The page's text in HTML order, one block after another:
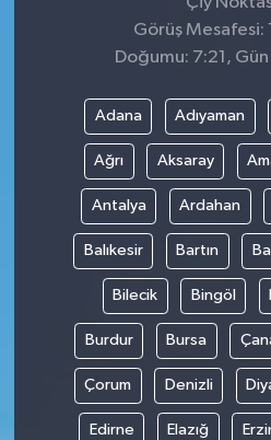
Görüş Mesafesi:
Doğumu: 7:21, Gün
Adana Adıyaman
Ağrı Aksaray
Antalya Ardahan
Balıkesir Bartın
Bilecik Bingöl
Burdur Bursa
Çorum Denizli
Edirne Elazığ
Son Dakika
Spor
Teknoloji